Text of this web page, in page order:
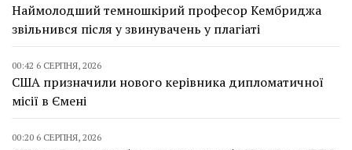
Наймолодший темношкірий професор Кембриджа
звільнився після у звинувачень у плагіаті
00:42 6 СЕРПНЯ, 2026
США призначили нового керівника дипломатичної
місії в Ємені
00:20 6 СЕРПНЯ, 2026